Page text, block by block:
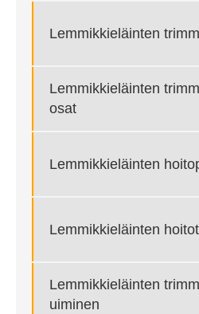
Lemmikkieläinten
Lemmikkieläinten
osat
Lemmikkieläinten
Lemmikkieläinten
Lemmikkieläinten
uiminen